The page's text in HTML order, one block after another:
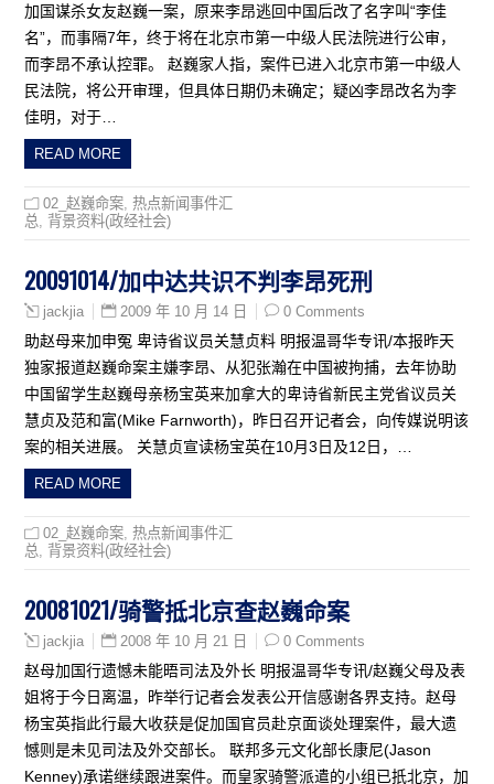
加国谋杀女友赵巍一案，原来李昂逃回中国后改了名字叫“李佳
名”，而事隔7年，终于将在北京市第一中级人民法院进行公审，
而李昂不承认控罪。 赵巍家人指，案件已进入北京市第一中级人
民法院，将公开审理，但具体日期仍未确定；疑凶李昂改名为李
佳明，对于…
READ MORE
02_赵巍命案 ,热点新闻事件汇
总
背景资料(政经社会)
20091014/加中达共识不判李昂死刑
jackjia 2009 年 10 月 14 日 0 Comments
助赵母来加申冤 卑诗省议员关慧贞料 明报温哥华专讯/本报昨天
独家报道赵巍命案主嫌李昂、从犯张瀚在中国被拘捕，去年协助
中国留学生赵巍母亲杨宝英来加拿大的卑诗省新民主党省议员关
慧贞及范和富(Mike Farnworth)，昨日召开记者会，向传媒说明该
案的相关进展。 关慧贞宣读杨宝英在10月3日及12日，…
READ MORE
02_赵巍命案 ,热点新闻事件汇
总
背景资料(政经社会)
20081021/骑警抵北京查赵巍命案
jackjia 2008 年 10 月 21 日 0 Comments
赵母加国行遗憾未能晤司法及外长 明报温哥华专讯/赵巍父母及表
姐将于今日离温，昨举行记者会发表公开信感谢各界支持。赵母
杨宝英指此行最大收获是促加国官员赴京面谈处理案件，最大遗
憾则是未见司法及外交部长。 联邦多元文化部长康尼(Jason
Kenney)承诺继续跟进案件。而皇家骑警派遣的小组已扺北京，加